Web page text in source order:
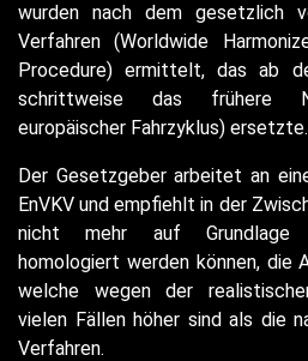
wurden nach dem gesetzlich
Verfahren (Worldwide
Procedure) ermittelt, das ab
schrittweise das frühere
europäischer Fahrzyklus) ersetzte.
Der Gesetzgeber arbeitet an
EnVKV und empfiehlt in der
nicht mehr auf Grundlage
homologiert werden können, die
welche wegen der
vielen Fällen höher sind als die
Verfahren.